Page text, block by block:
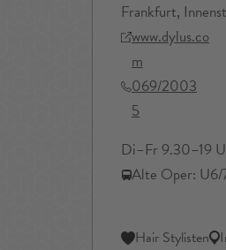
Frankfurt,
www.dylus.co
m
069/2003
5
Di–Fr 9.30–19
Alte Oper: U6/
Hair Stylisten